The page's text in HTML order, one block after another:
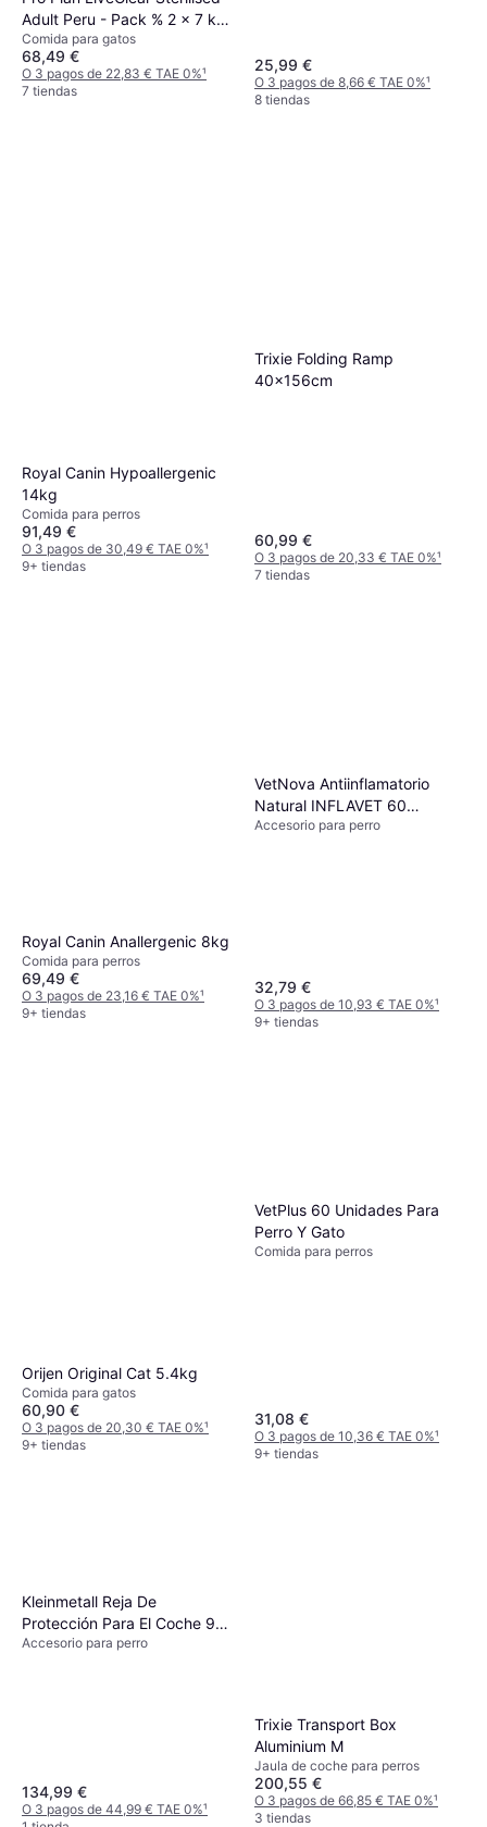
Adult Peru - Pack % 2 x 7 kg
7kg
Comida para gatos
68,49 €
O 3 pagos de 22,83 € TAE 0%¹
7 tiendas
25,99 €
O 3 pagos de 8,66 € TAE 0%¹
8 tiendas
Royal Canin Hypoallergenic
14kg
Comida para perros
91,49 €
O 3 pagos de 30,49 € TAE 0%¹
9+ tiendas
Trixie Folding Ramp
40x156cm
60,99 €
O 3 pagos de 20,33 € TAE 0%¹
7 tiendas
Royal Canin Anallergenic 8kg
Comida para perros
69,49 €
O 3 pagos de 23,16 € TAE 0%¹
9+ tiendas
VetNova Antiinflamatorio
Natural INFLAVET 60
Comprimidos
Accesorio para perro
32,79 €
O 3 pagos de 10,93 € TAE 0%¹
9+ tiendas
Orijen Original Cat 5.4kg
Comida para gatos
60,90 €
O 3 pagos de 20,30 € TAE 0%¹
9+ tiendas
VetPlus 60 Unidades Para
Perro Y Gato
Comida para perros
31,08 €
O 3 pagos de 10,36 € TAE 0%¹
9+ tiendas
Kleinmetall Reja De
Protección Para El Coche 95
- 145 cm
Accesorio para perro
134,99 €
O 3 pagos de 44,99 € TAE 0%¹
Trixie Transport Box
Aluminium M
Jaula de coche para perros
200,55 €
O 3 pagos de 66,85 € TAE 0%¹
3 tiendas